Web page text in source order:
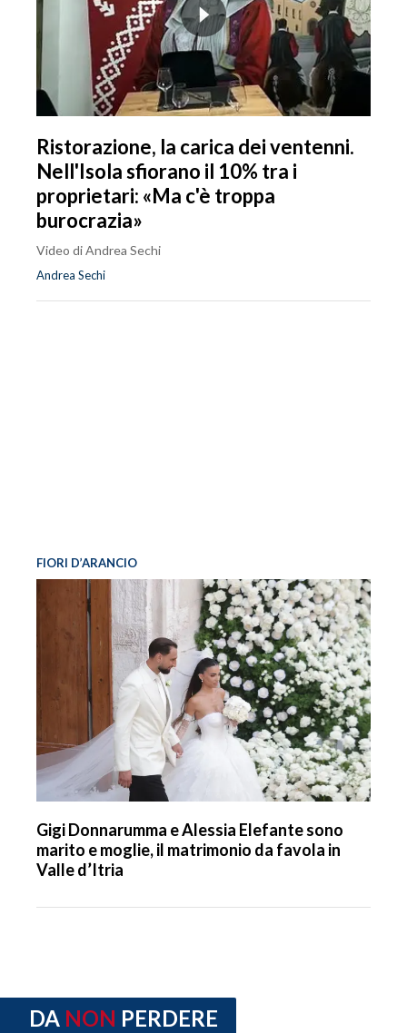
Ristorazione, la carica dei ventenni.
Nell'Isola sfiorano il 10% tra i
proprietari: «Ma c'è troppa
burocrazia»
Video di Andrea Sechi
Andrea Sechi
FIORI D’ARANCIO
Gigi Donnarumma e Alessia Elefante sono
marito e moglie, il matrimonio da favola in
Valle d’Itria
DA NON PERDERE